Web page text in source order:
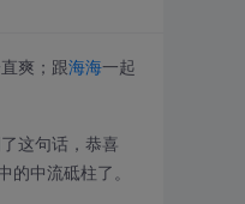
爽；跟海海一起
这句话，恭喜
的中流砥柱了。